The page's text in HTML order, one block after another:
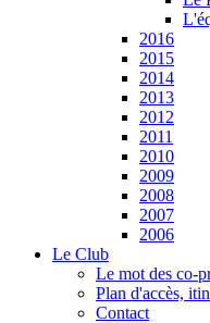
2016
2015
2014
2013
2012
2011
2010
2009
2008
2007
2006
Le Club
Le mot des co-
Plan d'accès,
Contact